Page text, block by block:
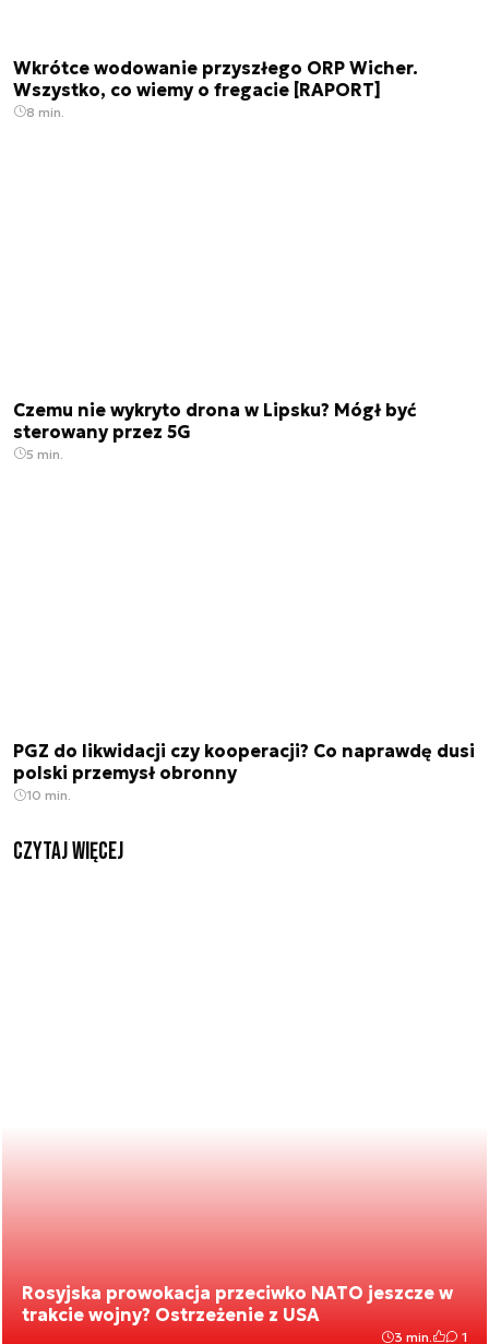
Wkrótce wodowanie przyszłego ORP Wicher.
Wszystko, co wiemy o fregacie [RAPORT]
8 min.
Czemu nie wykryto drona w Lipsku? Mógł być
sterowany przez 5G
5 min.
PGZ do likwidacji czy kooperacji? Co naprawdę dusi
polski przemysł obronny
10 min.
czytaj więcej
Rosyjska prowokacja przeciwko NATO jeszcze w
trakcie wojny? Ostrzeżenie z USA
3 min. 1